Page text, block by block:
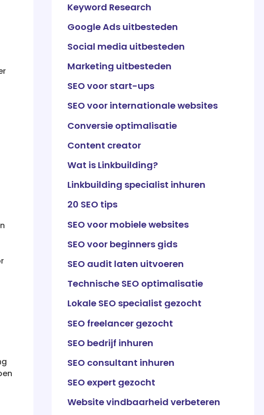
Keyword Research
Google Ads uitbesteden
Social media uitbesteden
Marketing uitbesteden
SEO voor start-ups
SEO voor internationale websites
Conversie optimalisatie
Content creator
Wat is Linkbuilding?
Linkbuilding specialist inhuren
20 SEO tips
SEO voor mobiele websites
SEO voor beginners gids
SEO audit laten uitvoeren
Technische SEO optimalisatie
Lokale SEO specialist gezocht
SEO freelancer gezocht
SEO bedrijf inhuren
SEO consultant inhuren
SEO expert gezocht
Website vindbaarheid verbeteren